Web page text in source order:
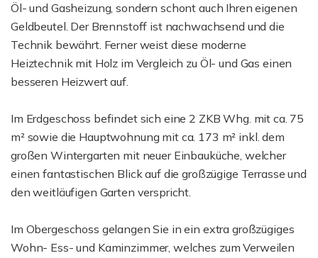
Öl- und Gasheizung, sondern schont auch Ihren eigenen
Geldbeutel. Der Brennstoff ist nachwachsend und die
Technik bewährt. Ferner weist diese moderne
Heiztechnik mit Holz im Vergleich zu Öl- und Gas einen
besseren Heizwert auf.
Im Erdgeschoss befindet sich eine 2 ZKB Whg. mit ca. 75
m² sowie die Hauptwohnung mit ca. 173 m² inkl. dem
großen Wintergarten mit neuer Einbauküche, welcher
einen fantastischen Blick auf die großzügige Terrasse und
den weitläufigen Garten verspricht.
Im Obergeschoss gelangen Sie in ein extra großzügiges
Wohn- Ess- und Kaminzimmer, welches zum Verweilen